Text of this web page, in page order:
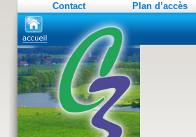
Contact Plan d’accès